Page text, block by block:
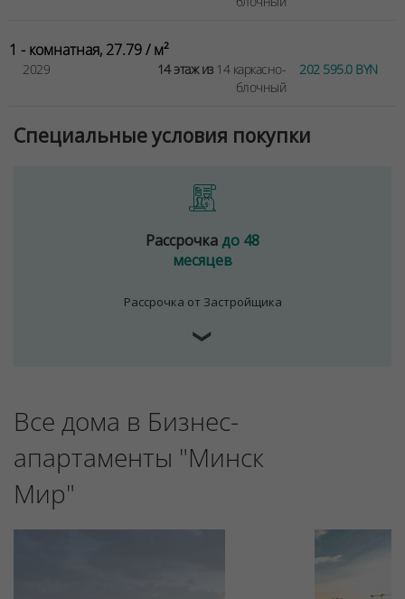
1 - комнатная, 27.79 / м²
2029 14 этаж из14 каркасно-
блочный
202 595.0 BYN
Специальные условия покупки
Рассрочкадо 48
месяцев
Рассрочка от Застройщика
❯
Все дома в Бизнес-
апартаменты "Минск
Мир"